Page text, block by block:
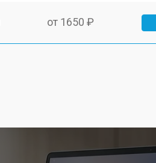
от 1650 ₽
от 1750 ₽